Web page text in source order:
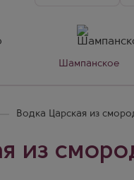
Шампанское
Водка Царская из
из